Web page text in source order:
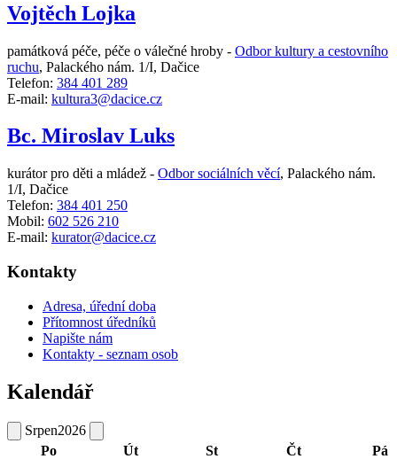
Vojtěch Lojka
památková péče, péče o válečné hroby - Odbor kultury a cestovního
ruchu, Palackého nám. 1/I, Dačice
Telefon: 384 401 289
E-mail: kultura3@dacice.cz
Bc. Miroslav Luks
kurátor pro děti a mládež - Odbor sociálních věcí, Palackého nám.
1/I, Dačice
Telefon: 384 401 250
Mobil: 602 526 210
E-mail: kurator@dacice.cz
Kontakty
Adresa, úřední doba
Přítomnost úředníků
Napište nám
Kontakty - seznam osob
Kalendář
Srpen2026
Po
Út St Čt Pá